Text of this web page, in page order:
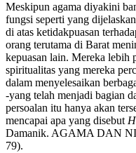
Meskipun agama diyakini
fungsi seperti yang
di atas ketidakpuasan
orang terutama di Barat
kepuasan lain. Mereka lebih
spiritualitas yang mereka
dalam menyelesaikan
-yang telah menjadi bagian
persoalan itu hanya akan
mencapai apa yang disebut
Damanik. AGAMA DAN
79).